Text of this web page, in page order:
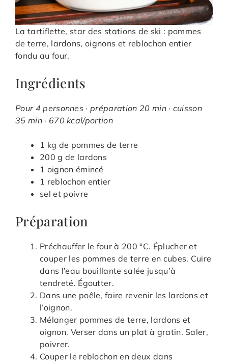
La tartiflette, star des stations de ski : pommes
de terre, lardons, oignons et reblochon entier
fondu au four.
Ingrédients
Pour 4 personnes · préparation 20 min · cuisson
35 min · 670 kcal/portion
1 kg de pommes de terre
200 g de lardons
1 oignon émincé
1 reblochon entier
sel et poivre
Préparation
Préchauffer le four à 200 °C. Éplucher et
couper les pommes de terre en cubes. Cuire
dans l’eau bouillante salée jusqu’à
tendreté. Égoutter.
Dans une poêle, faire revenir les lardons et
l’oignon.
Mélanger pommes de terre, lardons et
oignon. Verser dans un plat à gratin. Saler,
poivrer.
Couper le reblochon en deux dans